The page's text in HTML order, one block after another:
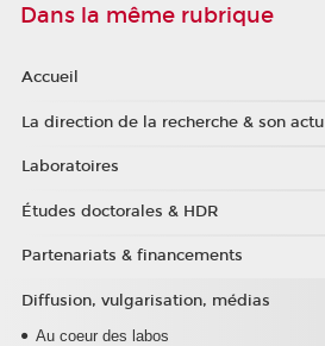
Dans la même rubrique
Accueil
La direction de la recherche & son actu
Laboratoires
Études doctorales & HDR
Partenariats & financements
Diffusion, vulgarisation, médias
Au coeur des labos